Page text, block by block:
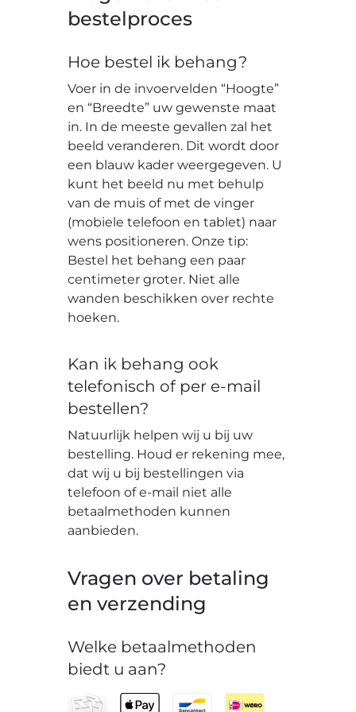
bestelproces
Hoe bestel ik behang?
Voer in de invoervelden “Hoogte”
en “Breedte” uw gewenste maat
in. In de meeste gevallen zal het
beeld veranderen. Dit wordt door
een blauw kader weergegeven. U
kunt het beeld nu met behulp
van de muis of met de vinger
(mobiele telefoon en tablet) naar
wens positioneren. Onze tip:
Bestel het behang een paar
centimeter groter. Niet alle
wanden beschikken over rechte
hoeken.
Kan ik behang ook
telefonisch of per e-mail
bestellen?
Natuurlijk helpen wij u bij uw
bestelling. Houd er rekening mee,
dat wij u bij bestellingen via
telefoon of e-mail niet alle
betaalmethoden kunnen
aanbieden.
Vragen over betaling
en verzending
Welke betaalmethoden
biedt u aan?